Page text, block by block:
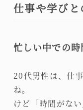
仕事や学びと
忙しい中での
20代男性は、仕
ね。
けど「時間がな